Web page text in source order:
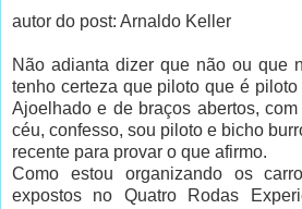
autor do post: Arnaldo Keller
Não adianta dizer que não ou que
tenho certeza que piloto que é
Ajoelhado e de braços abertos,
céu, confesso, sou piloto e bicho
recente para provar o que afirmo.
Como estou organizando os
expostos no Quatro Rodas